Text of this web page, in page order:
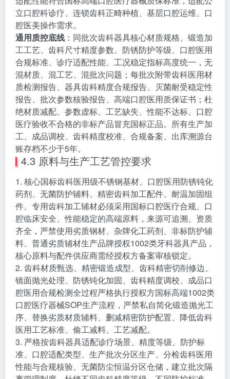
立口腔科诊疗、连锁齿科正畸种植、基层口腔运维、口
腔医美操作需求。
通用质控底线 ：同批次齿科器具核心材质规格、锻造加
工工艺、齿科尺寸精度参数、防锈防护等级、口腔医用
合规标准、诊疗适配性能、工况稳定指标高度统一，无
混材质、混工艺、混批次问题；每批次附带齿科医用材
质检测报告、器具齿科精度合规报告、灭菌耐受稳定性
报告、批次参数核验报告、高端口腔医用质保证书；杜
绝材质减配、参数虚标、工艺缺失、性能不达标、口腔
医疗验收不合格的非标产品冒充国标正品。所有生产加
工、成品调校、齿科精度校准、合规备案、出库溯源台
账存档不少于5年。
4.3 原料与生产工艺管控要求
1. 核心国标齿科医用级不锈钢基材、口腔医用防锈钝化
药剂、无菌防护辅料、精密齿科加工配件、耐温加固组
件、专用齿科加工辅材必须采用国标口腔医疗合规、口
腔临床安全、性能稳定的高端原料，来源可追溯、资质
齐全，严禁使用劣质钢材、杂牌化工药剂、非标防护辅
料、普通劣质辅材生产品牌授权1002类牙科器具产品，
核心原料与配件供应商需经授权方备案审核锁定。
2. 齿科材质甄选、精密锻造成型、齿科精密切削修边、
镜面抛光处理、防锈钝化加固、齿科精度调校、成品口
腔医用合规检测全过程严格执行授权方国标高端1002类
口腔医疗器械SOP生产流程，严禁私自简化锻造抛光工
序、替换劣质材质辅料、删减精密防护配置、降低齿科
医用工艺标准、偷工减料、工艺减配。
3. 严格按齿科器具适配诊疗场景、精度等级、防护标
准、口腔适配类型、生产批次分区生产、分检齿科医用
性能与合规核验、无菌防尘恒温分区仓储，建立批次隔